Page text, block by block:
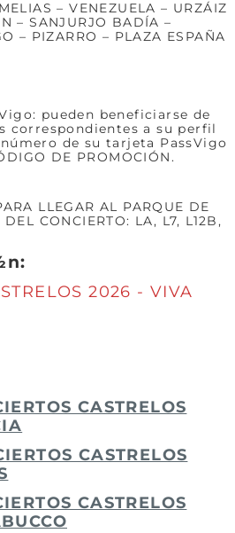
– VENEZUELA – URZÁIZ
– SANJURJO BADÍA –
– PIZARRO – PLAZA ESPAÑA
pueden beneficiarse de
correspondientes a su perfil
de su tarjeta PassVigo
DE PROMOCIÓN.
LLEGAR AL PARQUE DE
CONCIERTO: LA, L7, L12B,
2026 - VIVA
CASTRELOS
CASTRELOS
CASTRELOS